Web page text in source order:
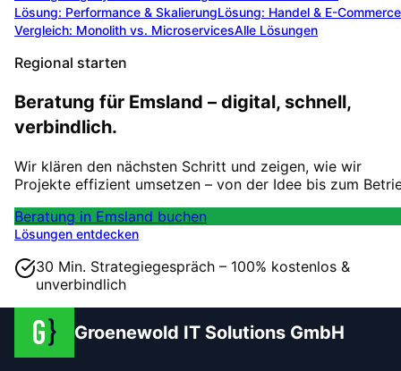
Lösung: Performance & SkalierungLösung: Handel & E-Commerce
Vergleich: Monolith vs. MicroservicesAlle Lösungen
Regional starten
Beratung für Emsland – digital, schnell,
verbindlich.
Wir klären den nächsten Schritt und zeigen, wie wir
Projekte effizient umsetzen – von der Idee bis zum
Beratung in Emsland buchen
Lösungen entdecken
30 Min. Strategiegespräch – 100% kostenlos &
unverbindlich
Groenewold IT Solutions GmbH